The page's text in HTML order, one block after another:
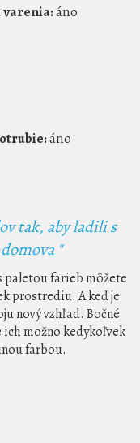
varenia:áno
áno
tak, aby ladili s
"
paletou farieb môžete
prostrediu. A keď je
nový vzhľad. Bočné
ich možno kedykoľvek
farbou.